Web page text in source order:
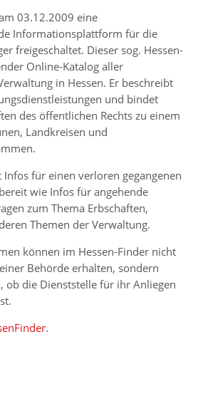
03.12.2009 eine
Informationsplattform für die
freigeschaltet. Dieser sog. Hessen-
Online-Katalog aller
in Hessen. Er beschreibt
und bindet
des öffentlichen Rechts zu einem
Landkreisen und
für einen verloren gegangenen
wie Infos für angehende
zum Thema Erbschaften,
Themen der Verwaltung.
können im Hessen-Finder nicht
Behörde erhalten, sondern
ob die Dienststelle für ihr Anliegen
.